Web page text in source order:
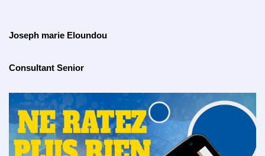
Joseph marie Eloundou
Consultant Senior